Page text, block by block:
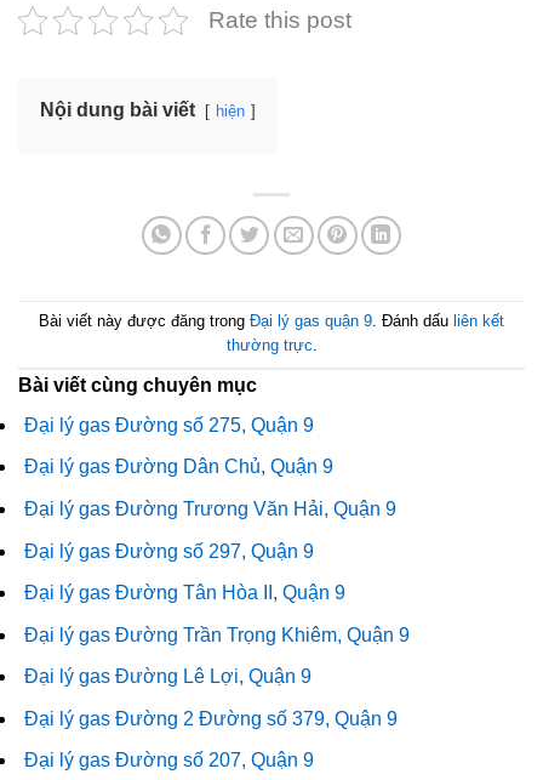
Rate this post
Nội dung bài viết hiện
Bài viết này được đăng trong Đại lý gas quận 9. Đánh dấu liên kết
thường trực.
Bài viết cùng chuyên mục
Đại lý gas Đường số 275, Quận 9
Đại lý gas Đường Dân Chủ, Quận 9
Đại lý gas Đường Trương Văn Hải, Quận 9
Đại lý gas Đường số 297, Quận 9
Đại lý gas Đường Tân Hòa II, Quận 9
Đại lý gas Đường Trần Trọng Khiêm, Quận 9
Đại lý gas Đường Lê Lợi, Quận 9
Đại lý gas Đường 2 Đường số 379, Quận 9
Đại lý gas Đường số 207, Quận 9